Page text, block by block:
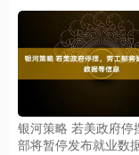
银河策略 若美政府停
部将暂停发布就业数